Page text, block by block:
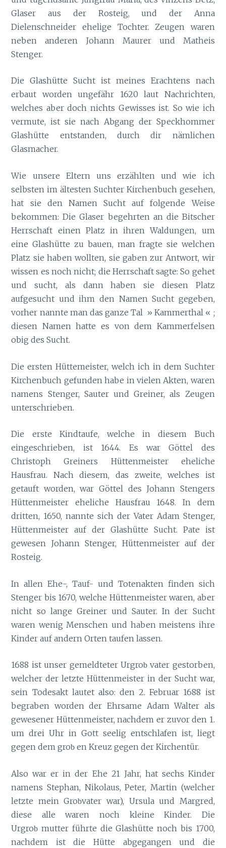
Glaser aus der Rosteig, und der Anna
Dielenschneider ehelige Tochter. Zeugen waren
neben anderen Johann Maurer und Matheis
Stenger.
Die Glashütte Sucht ist meines Erachtens nach
erbaut worden ungefähr 1620 laut Nachrichten,
welches aber doch nichts Gewisses ist. So wie ich
vermute, ist sie nach Abgang der Speckhommer
Glashütte entstanden, durch dir nämlichen
Glasmacher.
Wie unsere Eltern uns erzählten und wie ich
selbsten im ältesten Suchter Kirchenbuch gesehen,
hat sie den Namen Sucht auf folgende Weise
bekommen: Die Glaser begehrten an die Bitscher
Herrschaft einen Platz in ihren Waldungen, um
eine Glashütte zu bauen, man fragte sie welchen
Platz sie haben wollten, sie gaben zur Antwort, wir
wissen es noch nicht; die Herrschaft sagte: So gehet
und sucht, als dann haben sie diesen Platz
aufgesucht und ihm den Namen Sucht gegeben,
vorher nannte man das ganze Tal » Kammerthal « ;
diesen Namen hatte es von dem Kammerfelsen
obig des Sucht.
Die ersten Hüttemeister, welch ich in dem Suchter
Kirchenbuch gefunden habe in vielen Akten, waren
namens Stenger, Sauter und Greiner, als Zeugen
unterschrieben.
Die erste Kindtaufe, welche in diesem Buch
eingeschrieben, ist 1644. Es war Göttel des
Christoph Greiners Hüttenmeister eheliche
Hausfrau. Nach diesem, das zweite, welches ist
getauft worden, war Göttel des Johann Stengers
Hüttenmeister eheliche Hausfrau 1648. In dem
dritten, 1650, nannte sich der Vater Adam Stenger,
Hüttenmeister auf der Glashütte Sucht. Pate ist
gewesen Johann Stenger, Hüttenmeister auf der
Rosteig.
In allen Ehe-, Tauf- und Totenakten finden sich
Stenger bis 1670, welche Hüttenmeister waren, aber
nicht so lange Greiner und Sauter. In der Sucht
waren wenig Menschen und haben meistens ihre
Kinder auf andern Orten taufen lassen.
1688 ist unser gemeldteter Urgrobvater gestorben,
welcher der letzte Hüttenmeister in der Sucht war,
sein Todesakt lautet also: den 2. Februar 1688 ist
begraben worden der Ehrsame Adam Walter als
gewesener Hüttenmeister, nachdem er zuvor den 1.
um drei Uhr in Gott seelig entschlafen ist, liegt
gegen dem grob en Kreuz gegen der Kirchentür.
Also war er in der Ehe 21 Jahr, hat sechs Kinder
namens Stephan, Nikolaus, Peter, Martin (welcher
letzte mein Grobvater war), Ursula und Margred,
diese alle waren noch kleine Kinder. Die
Urgrob mutter führte die Glashütte noch bis 1700,
nachdem ist die Hütte abgegangen und die